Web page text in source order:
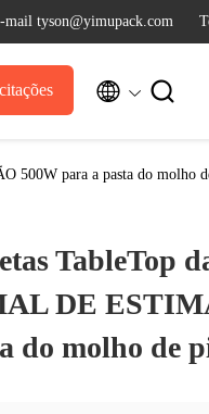
mail tyson@yimupack.com
 
500W para a pasta do molho
TableTop
DE
do molho de